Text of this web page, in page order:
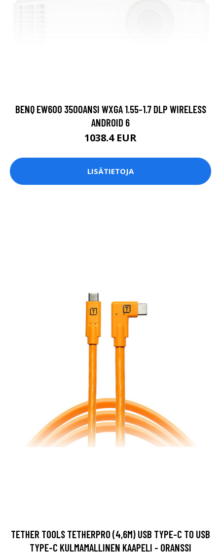
BENQ EW600 3500ANSI WXGA 1.55-1.7 DLP WIRELESS
ANDROID 6
1038.4 EUR
LISÄTIETOJA
TETHER TOOLS TETHERPRO (4,6M) USB TYPE-C TO USB
TYPE-C KULMAMALLINEN KAAPELI - ORANSSI